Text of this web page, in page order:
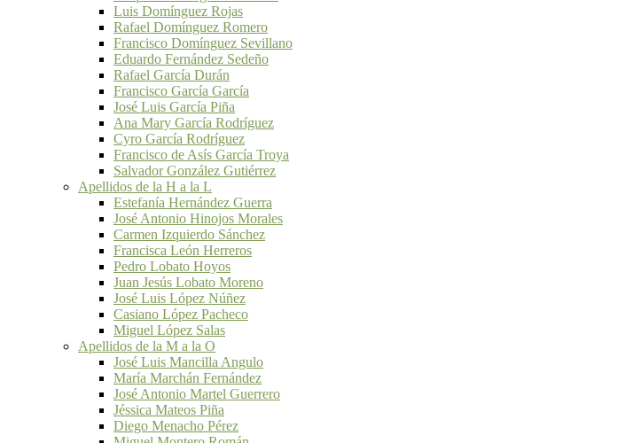
Luis Domínguez Rojas
Rafael Domínguez Romero
Francisco Domínguez Sevillano
Eduardo Fernández Sedeño
Rafael García Durán
Francisco García García
José Luis García Piña
Ana Mary García Rodríguez
Cyro García Rodríguez
Francisco de Asís García Troya
Salvador González Gutiérrez
Apellidos de la H a la L
Estefanía Hernández Guerra
José Antonio Hinojos Morales
Carmen Izquierdo Sánchez
Francisca León Herreros
Pedro Lobato Hoyos
Juan Jesús Lobato Moreno
José Luis López Núñez
Casiano López Pacheco
Miguel López Salas
Apellidos de la M a la O
José Luis Mancilla Angulo
María Marchán Fernández
José Antonio Martel Guerrero
Jéssica Mateos Piña
Diego Menacho Pérez